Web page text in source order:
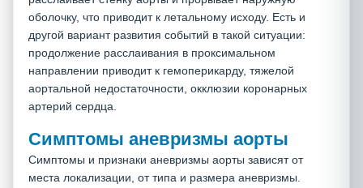
оболочку, что приводит к летальному исходу. Есть и
другой вариант развития событий в такой ситуации:
продолжение расслаивания в проксимальном
направлении приводит к гемоперикарду, тяжелой
аортальной недостаточности, окклюзии коронарных
артерий сердца.
Симптомы аневризмы аорты
Симптомы и признаки аневризмы аорты зависят от
места локализации, от типа и размера аневризмы.